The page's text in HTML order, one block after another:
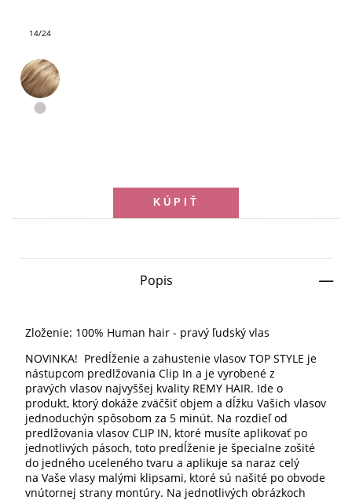
14/24
Popis
Zloženie: 100% Human hair - pravý ľudský vlas
NOVINKA! Predĺženie a zahustenie vlasov TOP STYLE je
nástupcom predlžovania Clip In a je vyrobené z
pravých vlasov najvyššej kvality REMY HAIR. Ide o
produkt, ktorý dokáže zväčšiť objem a dĺžku Vašich vlasov
jednoduchýn spôsobom za 5 minút. Na rozdieľ od
predlžovania vlasov CLIP IN, ktoré musíte aplikovať po
jednotlivých pásoch, toto predĺženie je špecialne zošité
do jedného uceleného tvaru a aplikuje sa naraz celý
na Vaše vlasy malými klipsami, ktoré sú našité po obvode
vnútornej strany montúry. Na jednotlivých obrázkoch